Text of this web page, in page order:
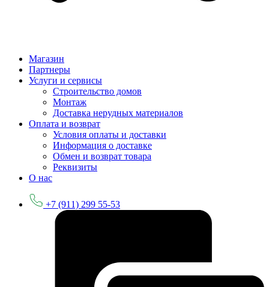
Магазин
Партнеры
Услуги и сервисы
Строительство домов
Монтаж
Доставка нерудных материалов
Оплата и возврат
Условия оплаты и доставки
Информация о доставке
Обмен и возврат товара
Реквизиты
О нас
+7 (911) 299 55-53